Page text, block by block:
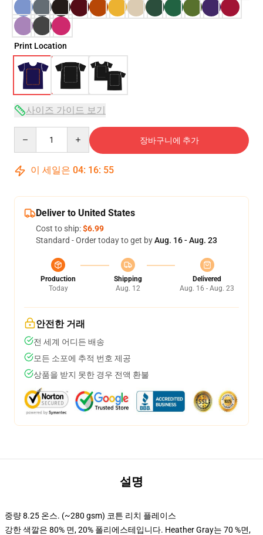
Print Location
사이즈 가이드 보기
장바구니에 추가
이 세일은 04: 16: 54
Deliver to United States
Cost to ship:$6.99
Standard - Order today to get byAug. 16 - Aug. 23
Production
Today
Shipping
Aug. 12
Delivered
Aug. 16 - Aug. 23
안전한 거래
전 세계 어디든 배송
모든 소포에 추적 번호 제공
상품을 받지 못한 경우 전액 환불
설명
중량 8.25 온스. (~280 gsm) 코튼 리치 플레이스
강한 색깔은 80% 면, 20% 폴리에스테입니다. Heather Gray는 70 %면,